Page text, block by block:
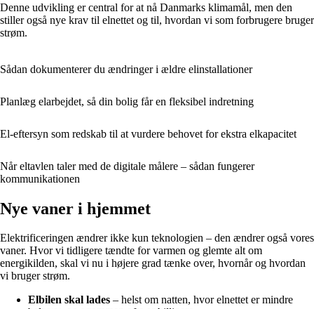
Denne udvikling er central for at nå Danmarks klimamål, men den
stiller også nye krav til elnettet og til, hvordan vi som forbrugere bruger
strøm.
Sådan dokumenterer du ændringer i ældre elinstallationer
Planlæg elarbejdet, så din bolig får en fleksibel indretning
El-eftersyn som redskab til at vurdere behovet for ekstra elkapacitet
Når eltavlen taler med de digitale målere – sådan fungerer
kommunikationen
Nye vaner i hjemmet
Elektrificeringen ændrer ikke kun teknologien – den ændrer også vores
vaner. Hvor vi tidligere tændte for varmen og glemte alt om
energikilden, skal vi nu i højere grad tænke over, hvornår og hvordan
vi bruger strøm.
Elbilen skal lades – helst om natten, hvor elnettet er mindre